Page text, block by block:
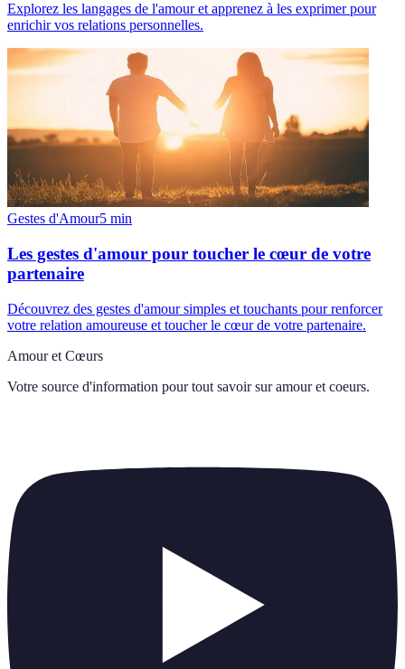
Explorez les langages de l'amour et apprenez à les exprimer pour
enrichir vos relations personnelles.
Gestes d'Amour5 min
Les gestes d'amour pour toucher le cœur de votre
partenaire
Découvrez des gestes d'amour simples et touchants pour renforcer
votre relation amoureuse et toucher le cœur de votre partenaire.
Amour et Cœurs
Votre source d'information pour tout savoir sur amour et coeurs.